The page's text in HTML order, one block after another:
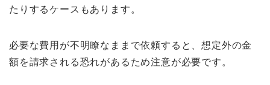
たりするケースもあります。
必要な費用が不明瞭なままで依頼すると、想定外の金
額を請求される恐れがあるため注意が必要です。